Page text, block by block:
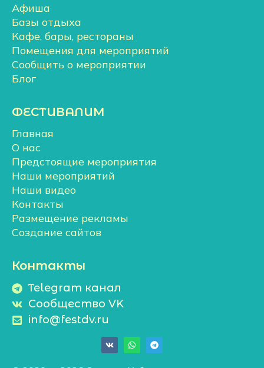
Афиша
Базы отдыха
Кафе, бары, рестораны
Помещения для мероприятий
Сообщить о мероприятии
Блог
ФЕСТИВАЛИМ
Главная
О нас
Предстоящие мероприятия
Наши мероприятий
Наши видео
Контакты
Размещение рекламы
Создание сайтов
Контакты
Telegram канал
Сообщество VK
info@festdv.ru